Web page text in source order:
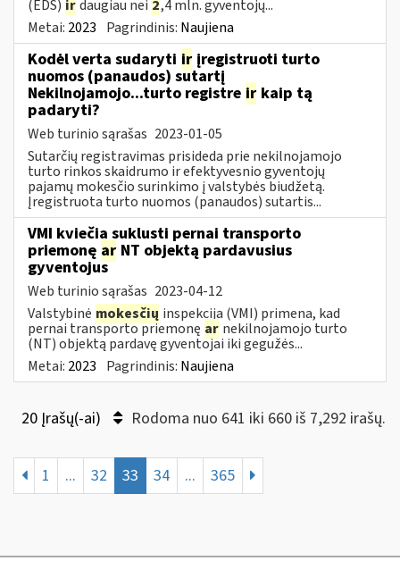
(EDS) irdaugiau nei 2,4 mln. gyventojų...
Metai: 2023 Pagrindinis: Naujiena
Kodėl verta sudaryti ir įregistruoti turto
nuomos (panaudos) sutartį
Nekilnojamojo...turto registre ir kaip tą
padaryti?
Web turinio sąrašas 2023-01-05
Sutarčių registravimas prisideda prie nekilnojamojo
turto rinkos skaidrumo ir efektyvesnio gyventojų
pajamų mokesčio surinkimo į valstybės biudžetą.
Įregistruota turto nuomos (panaudos) sutartis...
VMI kviečia suklusti pernai transporto
priemonę ar NT objektą pardavusius
gyventojus
Web turinio sąrašas 2023-04-12
Valstybinė mokesčių inspekcija (VMI) primena, kad
pernai transporto priemonę ar nekilnojamojo turto
(NT) objektą pardavę gyventojai iki gegužės...
Metai: 2023 Pagrindinis: Naujiena
20 Įrašų(-ai) Rodoma nuo 641 iki 660 iš 7,292 irašų.
1 ... 32 33 34 ... 365